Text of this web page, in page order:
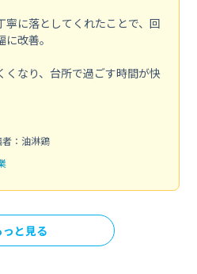
寧に落としてくれたことで、回
改善。
くなり、台所で過ごす時間が快
：油淋鶏
っと見る